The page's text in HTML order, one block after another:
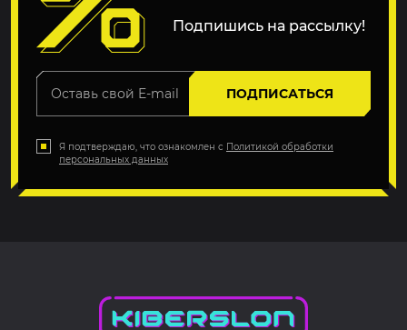
Подпишись на рассылку!
ПОДПИСАТЬСЯ
Я подтверждаю, что ознакомлен с Политикой обработки
персональных данных